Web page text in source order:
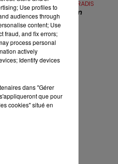
13h00 -
LES APRÈS-MIDI
VANESSA PARADIS
Tandem
Use profiles to
audiences through
content; Use
fraud, and fix errors;
process personal
actively
Identify devices
dans "Gérer
que pour
cookies" situé en